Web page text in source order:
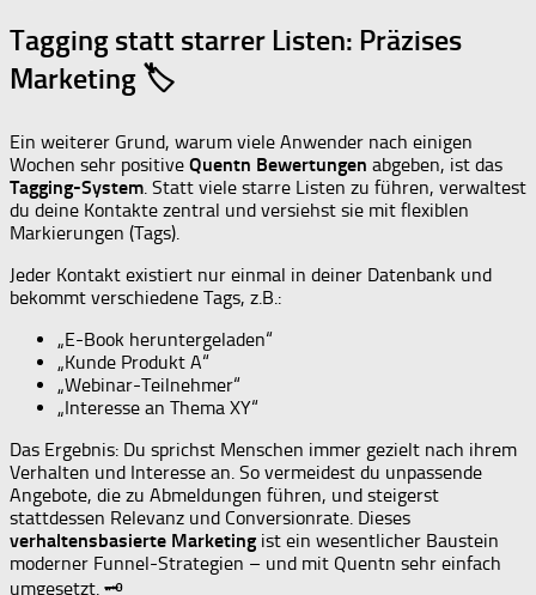
Tagging statt starrer Listen: Präzises
Marketing 🏷
Ein weiterer Grund, warum viele Anwender nach einigen
Wochen sehr positive Quentn Bewertungen abgeben, ist das
Tagging-System . Statt viele starre Listen zu führen, verwaltest
du deine Kontakte zentral und versiehst sie mit flexiblen
Markierungen (Tags).
Jeder Kontakt existiert nur einmal in deiner Datenbank und
bekommt verschiedene Tags, z.B.:
„E-Book heruntergeladen“
„Kunde Produkt A“
„Webinar-Teilnehmer“
„Interesse an Thema XY“
Das Ergebnis: Du sprichst Menschen immer gezielt nach ihrem
Verhalten und Interesse an. So vermeidest du unpassende
Angebote, die zu Abmeldungen führen, und steigerst
stattdessen Relevanz und Conversionrate. Dieses
verhaltensbasierte Marketing ist ein wesentlicher Baustein
moderner Funnel-Strategien – und mit Quentn sehr einfach
umgesetzt. 🗝